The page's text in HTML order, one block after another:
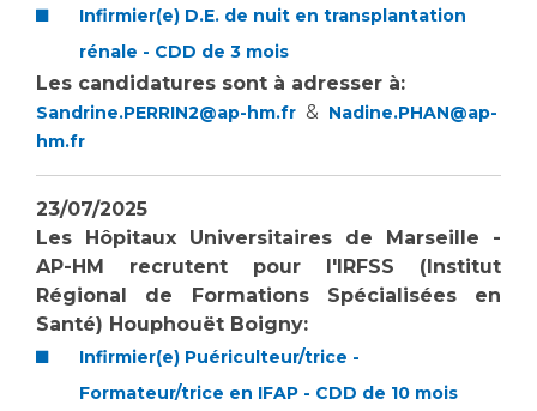
Infirmier(e) D.E. de nuit en transplantation
rénale - CDD de 3 mois
Les candidatures sont à adresser à:
Sandrine.PERRIN2@ap-hm.fr & Nadine.PHAN@ap-
hm.fr
23/07/2025
Les Hôpitaux Universitaires de Marseille -
AP-HM recrutent pour l'IRFSS (Institut
Régional de Formations Spécialisées en
Santé) Houphouët Boigny:
Infirmier(e) Puériculteur/trice -
Formateur/trice en IFAP - CDD de 10 mois